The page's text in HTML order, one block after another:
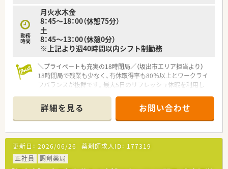
勤務
時間
月火水木金
8：45～18：00（休憩75分）
土
8：45～13：00（休憩0分）
※上記より週40時間以内シフト制勤務
＼プライベートも充実の18時閉局／（坂出市エリア担当より）
18時閉局で残業も少なく、有休取得率も80％以上とワークライ
フバランスが抜群です。最大5日のリフレッシュ休暇を利用し
【店舗情報と応需状況について】
■坂出駅から徒歩13分の立地にあり、400床以上の総合病院の門
前という恵まれた環境で働くことができます。
■内科や外科をはじめとした幅広い科目の処方箋を1日に約60
枚応需しており、多岐にわたる経験が積めます。
■最新の電子薬歴や分包機に加えて監査システムも完備されて
おり、安全で正確な調剤業務を実現する環境です。
詳細を見る お問い合わせ
更新日： 2026/06/26 薬剤師求人ID： 177319
正社員
調剤薬局